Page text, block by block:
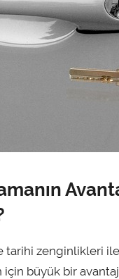
zenginlikleri
için büyük bir